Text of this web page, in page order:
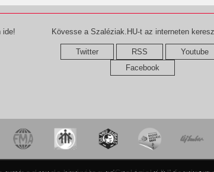
ide! Kövesse a Szaléziak.HU-t az interneten
Twitter RSS
Youtube
Facebook